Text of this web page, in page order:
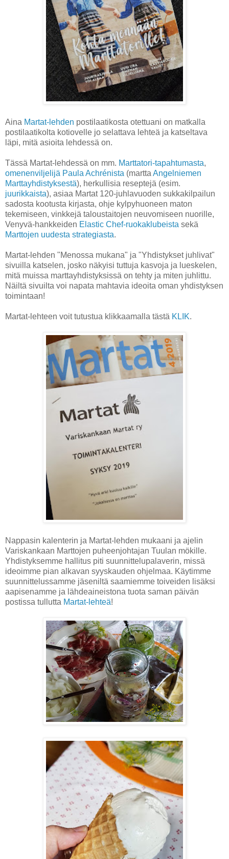
Aina Martat-lehden postilaatikosta otettuani on matkalla
postilaatikolta kotiovelle jo selattava lehteä ja katseltava
läpi, mitä asioita lehdessä on.
Tässä Martat-lehdessä on mm. Marttatori-tapahtumasta,
omenenviljelijä Paula Achrénista (martta Angelniemen
Marttayhdistyksestä), herkullisia reseptejä (esim.
juurikkaista), asiaa Martat 120-juhlavuoden sukkakilpailun
sadosta kootusta kirjasta, ohje kylpyhuoneen maton
tekemiseen, vinkkejä taloustaitojen neuvomiseen nuorille,
Venyvä-hankkeiden Elastic Chef-ruokaklubeista sekä
Marttojen uudesta strategiasta.
Martat-lehden "Menossa mukana" ja "Yhdistykset juhlivat"
sivuilla katselen, josko näkyisi tuttuja kasvoja ja lueskelen,
mitä muissa marttayhdistyksissä on tehty ja miten juhlittu.
Näiltä sivuilta voi napata mahtavia ideoita oman yhdistyksen
toimintaan!
Martat-lehteen voit tutustua klikkaamalla tästä KLIK.
Nappasin kalenterin ja Martat-lehden mukaani ja ajelin
Variskankaan Marttojen puheenjohtajan Tuulan mökille.
Yhdistyksemme hallitus piti suunnittelupalaverin, missä
ideoimme pian alkavan syyskauden ohjelmaa. Käytimme
suunnittelussamme jäseniltä saamiemme toiveiden lisäksi
aapisenamme ja lähdeaineistona tuota saman päivän
postissa tullutta Martat-lehteä!